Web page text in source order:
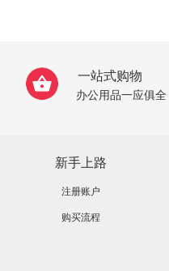
一站式购物
办公用品一应俱全
新手上路
注册账户
购买流程